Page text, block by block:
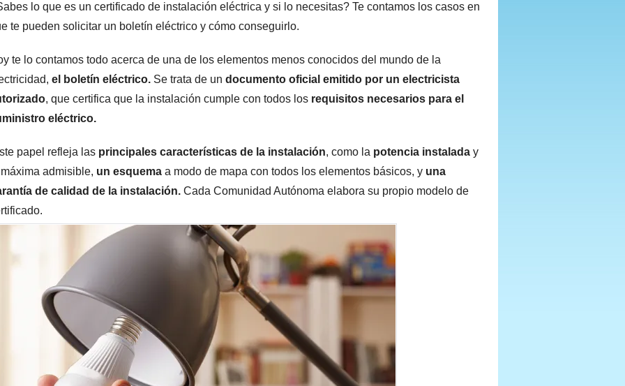
lo que es un certificado de instalación eléctrica y si lo necesitas? Te contamos los casos en
te pueden solicitar un boletín eléctrico y cómo conseguirlo.
te lo contamos todo acerca de una de los elementos menos conocidos del mundo de la
el boletín eléctrico. Se trata de un documento oficial emitido por un electricista
, que certifica que la instalación cumple con todos los requisitos necesarios para el
eléctrico.
papel refleja las principales características de la instalación, como la potencia instalada y
máxima admisible, un esquema a modo de mapa con todos los elementos básicos, y una
de calidad de la instalación. Cada Comunidad Autónoma elabora su propio modelo de